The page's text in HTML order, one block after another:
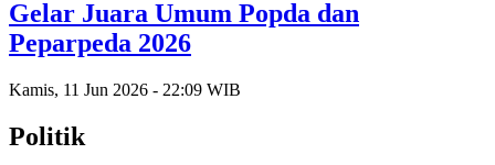
Gelar Juara Umum Popda dan
Peparpeda 2026
Kamis, 11 Jun 2026 - 22:09 WIB
Politik